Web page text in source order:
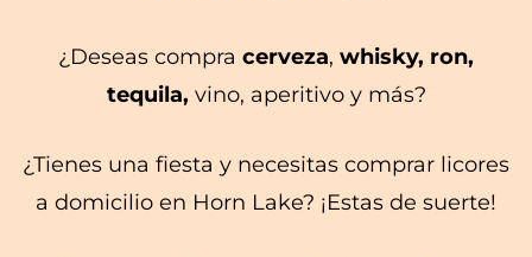
¿Deseas compra cerveza, whisky, ron,
tequila, vino, aperitivo y más?
¿Tienes una fiesta y necesitas comprar licores
a domicilio en Horn Lake? ¡Estas de suerte!